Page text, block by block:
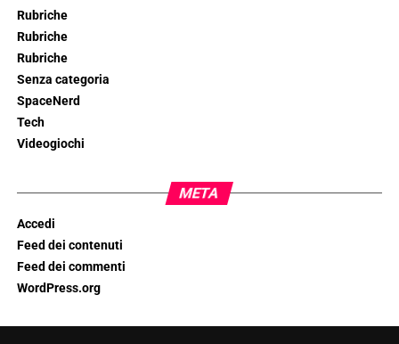
Rubriche
Rubriche
Rubriche
Senza categoria
SpaceNerd
Tech
Videogiochi
META
Accedi
Feed dei contenuti
Feed dei commenti
WordPress.org